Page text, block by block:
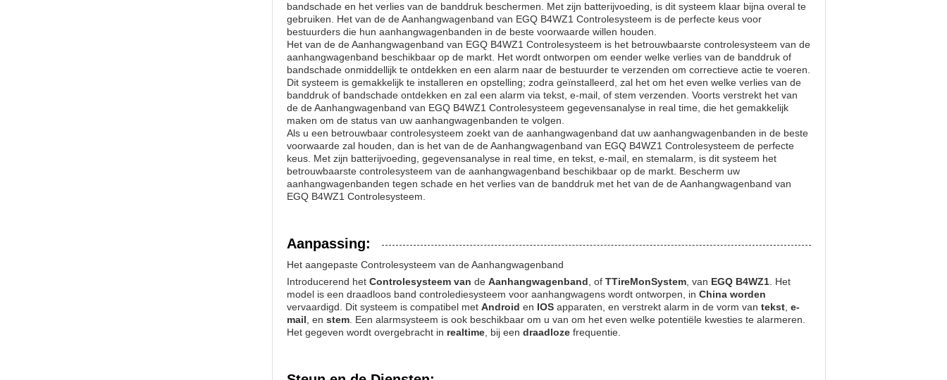
bandschade en het verlies van de banddruk beschermen. Met zijn batterijvoeding, is dit systeem klaar bijna overal te
gebruiken. Het van de de Aanhangwagenband van EGQ B4WZ1 Controlesysteem is de perfecte keus voor
bestuurders die hun aanhangwagenbanden in de beste voorwaarde willen houden.
Het van de de Aanhangwagenband van EGQ B4WZ1 Controlesysteem is het betrouwbaarste controlesysteem van de
aanhangwagenband beschikbaar op de markt. Het wordt ontworpen om eender welke verlies van de banddruk of
bandschade onmiddellijk te ontdekken en een alarm naar de bestuurder te verzenden om correctieve actie te voeren.
Dit systeem is gemakkelijk te installeren en opstelling; zodra geïnstalleerd, zal het om het even welke verlies van de
banddruk of bandschade ontdekken en zal een alarm via tekst, e-mail, of stem verzenden. Voorts verstrekt het van
de de Aanhangwagenband van EGQ B4WZ1 Controlesysteem gegevensanalyse in real time, die het gemakkelijk
maken om de status van uw aanhangwagenbanden te volgen.
Als u een betrouwbaar controlesysteem zoekt van de aanhangwagenband dat uw aanhangwagenbanden in de beste
voorwaarde zal houden, dan is het van de de Aanhangwagenband van EGQ B4WZ1 Controlesysteem de perfecte
keus. Met zijn batterijvoeding, gegevensanalyse in real time, en tekst, e-mail, en stemalarm, is dit systeem het
betrouwbaarste controlesysteem van de aanhangwagenband beschikbaar op de markt. Bescherm uw
aanhangwagenbanden tegen schade en het verlies van de banddruk met het van de de Aanhangwagenband van
EGQ B4WZ1 Controlesysteem.
Aanpassing:
Het aangepaste Controlesysteem van de Aanhangwagenband
Introducerend het Controlesysteem van de Aanhangwagenband , of TTireMonSystem , van EGQ B4WZ1 . Het
model is een draadloos band controlediesysteem voor aanhangwagens wordt ontworpen, in China worden
vervaardigd. Dit systeem is compatibel met Android en IOS apparaten, en verstrekt alarm in de vorm van tekst e-
mail , en stem . Een alarmsysteem is ook beschikbaar om u van om het even welke potentiële kwesties te alarmeren.
Het gegeven wordt overgebracht in realtime , bij een draadloze frequentie.